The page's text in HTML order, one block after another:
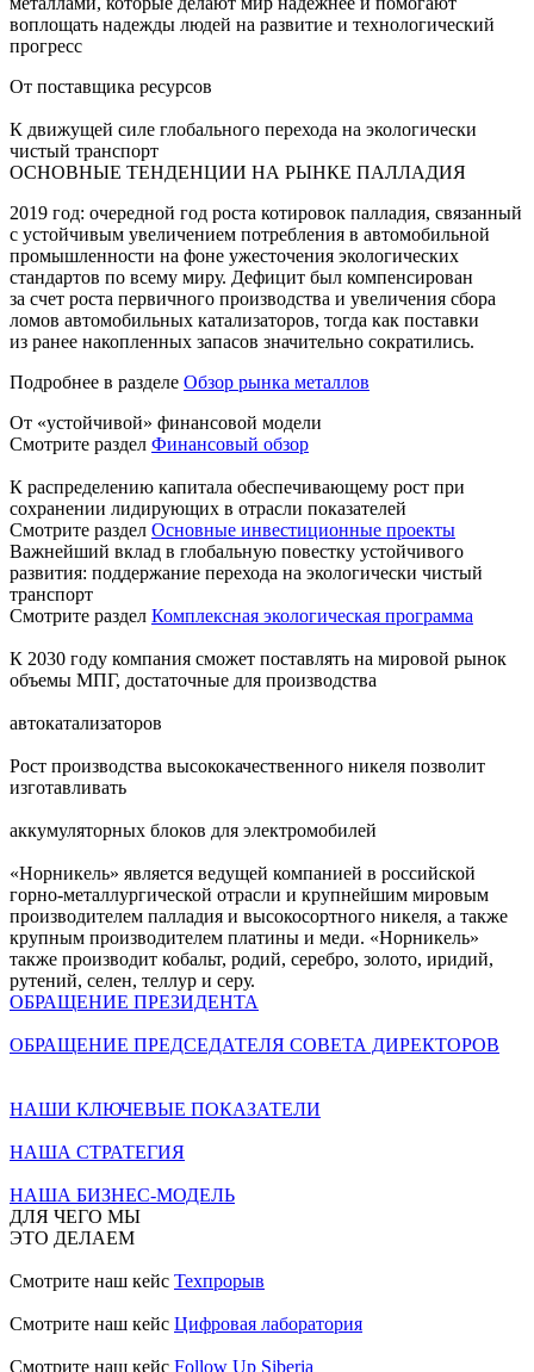
воплощать надежды людей на развитие и технологический
прогресс
От поставщика ресурсов
К движущей силе глобального перехода на экологически
чистый транспорт
ОСНОВНЫЕ ТЕНДЕНЦИИ НА РЫНКЕ ПАЛЛАДИЯ
2019 год: очередной год роста котировок палладия, связанный
с устойчивым увеличением потребления в автомобильной
промышленности на фоне ужесточения экологических
стандартов по всему миру. Дефицит был компенсирован
за счет роста первичного производства и увеличения сбора
ломов автомобильных катализаторов, тогда как поставки
из ранее накопленных запасов значительно сократились.
Подробнее в разделе Обзор рынка металлов
От «устойчивой» финансовой модели
Смотрите раздел Финансовый обзор
К распределению капитала обеспечивающему рост при
сохранении лидирующих в отрасли показателей
Смотрите раздел Основные инвестиционные проекты
Важнейший вклад в глобальную повестку устойчивого
развития: поддержание перехода на экологически чистый
транспорт
Смотрите раздел Комплексная экологическая программа
К 2030 году компания сможет поставлять на мировой рынок
объемы МПГ, достаточные для производства
автокатализаторов
Рост производства высококачественного никеля позволит
изготавливать
аккумуляторных блоков для электромобилей
«Норникель» является ведущей компанией в российской
горно-металлургической отрасли и крупнейшим мировым
производителем палладия и высокосортного никеля, а также
крупным производителем платины и меди. «Норникель»
также производит кобальт, родий, серебро, золото, иридий,
рутений, селен, теллур и серу.
ОБРАЩЕНИЕ ПРЕЗИДЕНТА
ОБРАЩЕНИЕ ПРЕДСЕДАТЕЛЯ СОВЕТА ДИРЕКТОРОВ
НАШИ КЛЮЧЕВЫЕ ПОКАЗАТЕЛИ
НАША СТРАТЕГИЯ
НАША БИЗНЕС-МОДЕЛЬ
ДЛЯ ЧЕГО МЫ
ЭТО ДЕЛАЕМ
Смотрите наш кейс Техпрорыв
Смотрите наш кейс Цифровая лаборатория
Смотрите наш кейс Follow Up Siberia